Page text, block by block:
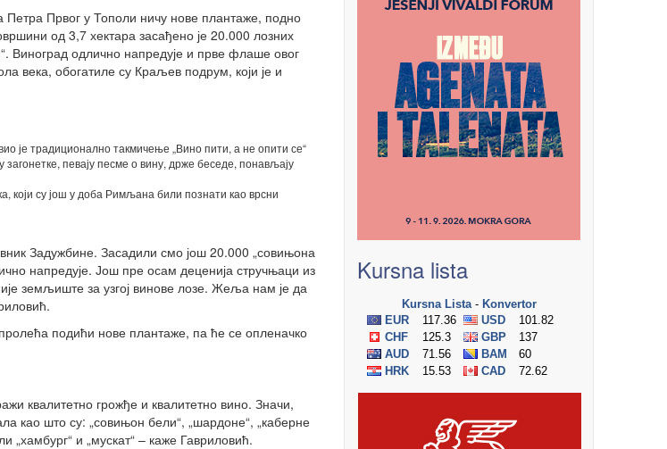
Првог у Тополи ничу нове плантаже, подно
од 3,7 хектара засађено је 20.000 лозних
Виноград одлично напредује и прве флаше овог
века, обогатиле су Краљев подрум, који је и
је традиционално такмичење „Вино пити, а не опити се“
певају песме о вину, држе беседе, понављају
који су још у доба Римљана били познати као врсни
Задужбине. Засадили смо још 20.000 „совињона
напредује. Још пре осам деценија стручњаци из
земљиште за узгој винове лозе. Жеља нам је да
подићи нове плантаже, па ће се опленачко
квалитетно грожђе и квалитетно вино. Значи,
као што су: „совињон бели“, „шардоне“, „каберне
„хамбург“ и „мускат“ – каже Гавриловић.
Kursna lista